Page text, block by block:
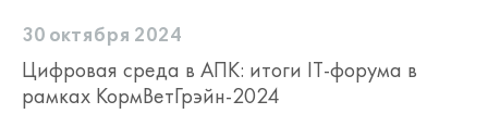
30 октября 2024
Цифровая среда в АПК: итоги IT-форума в
рамках КормВетГрэйн-2024